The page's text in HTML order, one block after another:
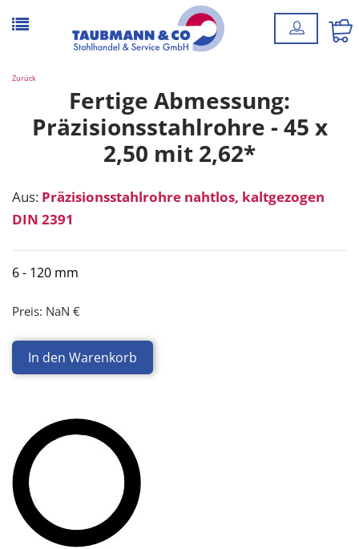
Zurück
Fertige Abmessung:
Präzisionsstahlrohre - 45 x
2,50 mit 2,62*
Aus: Präzisionsstahlrohre nahtlos, kaltgezogen
DIN 2391
6 - 120 mm
Preis: NaN €
In den Warenkorb